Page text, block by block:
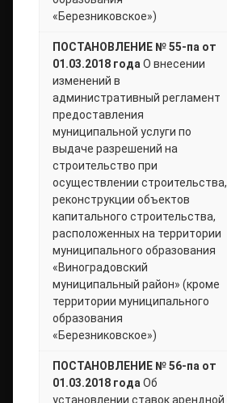
«Березниковское»)
ПОСТАНОВЛЕНИЕ № 55-па от
01.03.2018 года О внесении
изменений в
административный регламент
предоставления
муниципальной услуги по
выдаче разрешений на
строительство при
осуществлении строительства,
реконструкции объектов
капитального строительства,
расположенных на территории
муниципального образования
«Виноградовский
муниципальный район» (кроме
территории муниципального
образования
«Березниковское»)
ПОСТАНОВЛЕНИЕ № 56-па от
01.03.2018 года Об
установлении ставок арендной